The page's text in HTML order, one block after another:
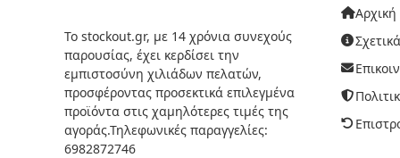
Το stockout.gr, με 14 χρόνια συνεχούς
παρουσίας, έχει κερδίσει την
εμπιστοσύνη χιλιάδων πελατών,
προσφέροντας προσεκτικά επιλεγμένα
προϊόντα στις χαμηλότερες τιμές της
αγοράς.Τηλεφωνικές παραγγελίες:
6982872746
Αρχική